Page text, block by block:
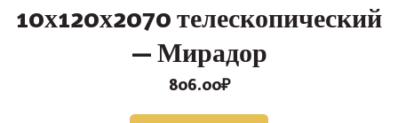
10х120х2070 телескопический
— Мирадор
806.00₽